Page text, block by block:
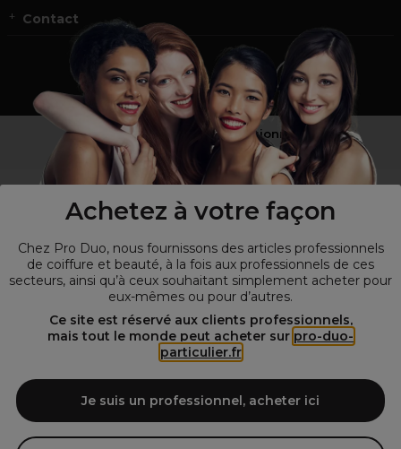
Achetez à votre façon
Chez Pro Duo, nous fournissons des articles professionnels
de coiffure et beauté, à la fois aux professionnels de ces
secteurs, ainsi qu’à ceux souhaitant simplement acheter pour
eux-mêmes ou pour d’autres.
Ce site est réservé aux clients professionnels,
mais tout le monde peut acheter sur pro-duo-
particulier.fr
Je suis un professionnel, acheter ici
Contact
Vous n’êtes pas un professionnel ?
Visitez notre site pourles particuliers !
© Tous droits réservés © Pro-Duo
Spécialiste de la coiffure et de la beauté, nous vous proposons une
large sélection de produits professionnels pour la coiffure et
l'esthétique autour d'un choix de grandes marques qui font de Pro-
de beauté! Notre gamme de produits s’adresse également à tous ceux